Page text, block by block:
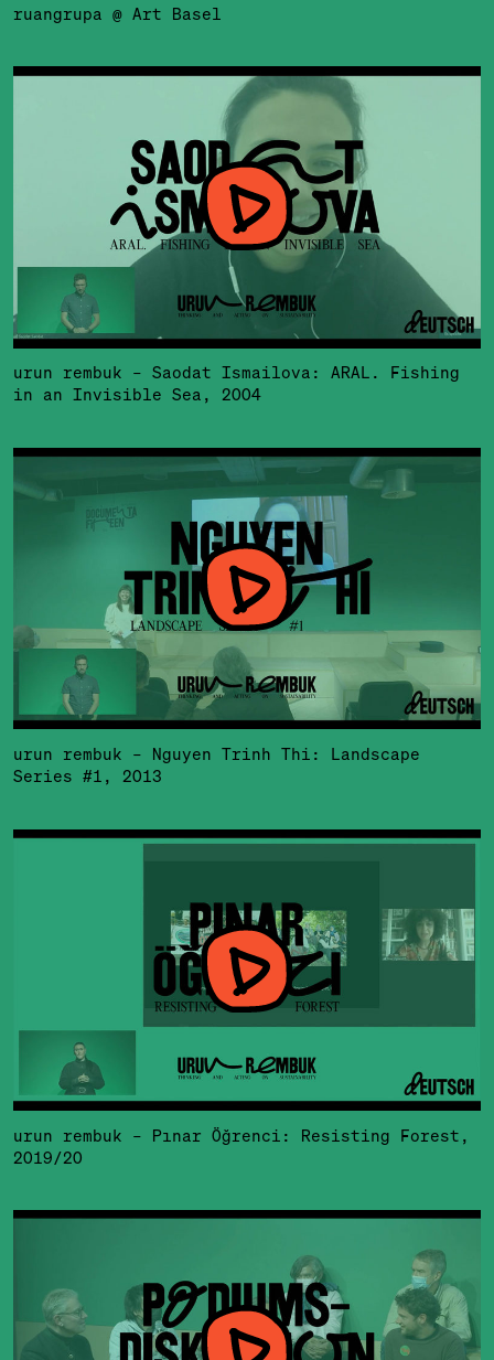
ruangrupa @ Art Basel
urun rembuk – Saodat Ismailova: ARAL. Fishing
in an Invisible Sea, 2004
urun rembuk – Nguyen Trinh Thi: Landscape
Series #1, 2013
urun rembuk – Pınar Öğrenci: Resisting Forest,
2019/20